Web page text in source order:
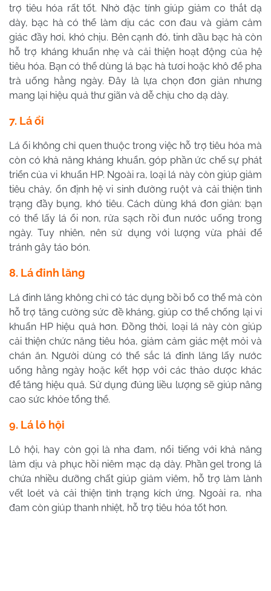
trợ tiêu hóa rất tốt. Nhờ đặc tính giúp giảm co thắt dạ
dày, bạc hà có thể làm dịu các cơn đau và giảm cảm
giác đầy hơi, khó chịu. Bên cạnh đó, tinh dầu bạc hà còn
hỗ trợ kháng khuẩn nhẹ và cải thiện hoạt động của hệ
tiêu hóa. Bạn có thể dùng lá bạc hà tươi hoặc khô để pha
trà uống hằng ngày. Đây là lựa chọn đơn giản nhưng
mang lại hiệu quả thư giãn và dễ chịu cho dạ dày.
7. Lá ổi
Lá ổi không chỉ quen thuộc trong việc hỗ trợ tiêu hóa mà
còn có khả năng kháng khuẩn, góp phần ức chế sự phát
triển của vi khuẩn HP. Ngoài ra, loại lá này còn giúp giảm
tiêu chảy, ổn định hệ vi sinh đường ruột và cải thiện tình
trạng đầy bụng, khó tiêu. Cách dùng khá đơn giản: bạn
có thể lấy lá ổi non, rửa sạch rồi đun nước uống trong
ngày. Tuy nhiên, nên sử dụng với lượng vừa phải để
tránh gây táo bón.
8. Lá đinh lăng
Lá đinh lăng không chỉ có tác dụng bồi bổ cơ thể mà còn
hỗ trợ tăng cường sức đề kháng, giúp cơ thể chống lại vi
khuẩn HP hiệu quả hơn. Đồng thời, loại lá này còn giúp
cải thiện chức năng tiêu hóa, giảm cảm giác mệt mỏi và
chán ăn. Người dùng có thể sắc lá đinh lăng lấy nước
uống hằng ngày hoặc kết hợp với các thảo dược khác
để tăng hiệu quả. Sử dụng đúng liều lượng sẽ giúp nâng
cao sức khỏe tổng thể.
9. Lá lô hội
Lô hội, hay còn gọi là nha đam, nổi tiếng với khả năng
làm dịu và phục hồi niêm mạc dạ dày. Phần gel trong lá
chứa nhiều dưỡng chất giúp giảm viêm, hỗ trợ làm lành
vết loét và cải thiện tình trạng kích ứng. Ngoài ra, nha
đam còn giúp thanh nhiệt, hỗ trợ tiêu hóa tốt hơn.